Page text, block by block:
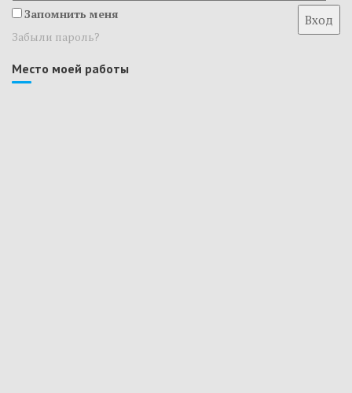
Запомнить меня
Забыли пароль?
Место моей работы